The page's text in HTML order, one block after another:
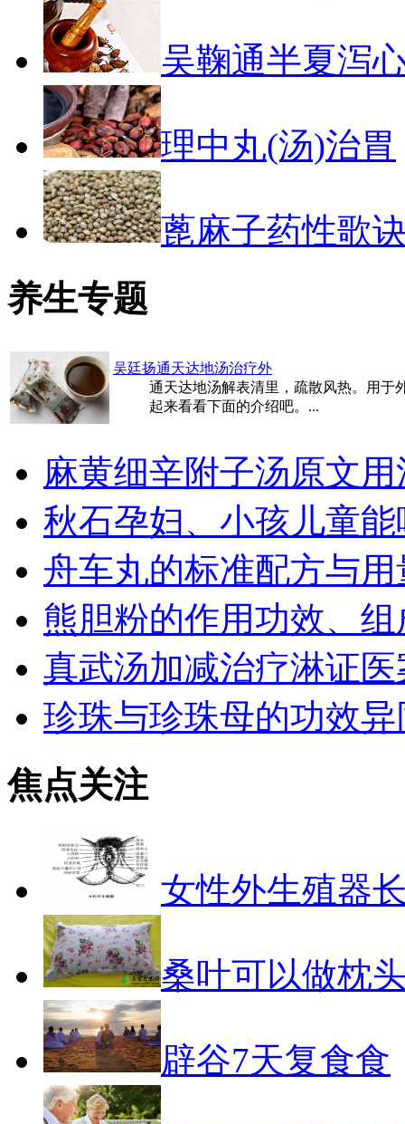
吴鞠通半夏泻
理中丸(汤)治胃
蓖麻子药性歌
养生专题
吴廷扬通天达地汤治疗外
通天达地汤解表清里，疏散风热。用于
起来看看下面的介绍吧。...
麻黄细辛附子汤原文用
秋石孕妇、小孩儿童能
舟车丸的标准配方与用
熊胆粉的作用功效、组
真武汤加减治疗淋证医
珍珠与珍珠母的功效异
焦点关注
女性外生殖器
桑叶可以做枕
辟谷7天复食食